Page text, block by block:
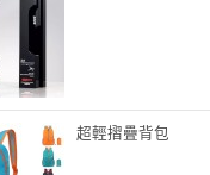
超輕摺疊背包